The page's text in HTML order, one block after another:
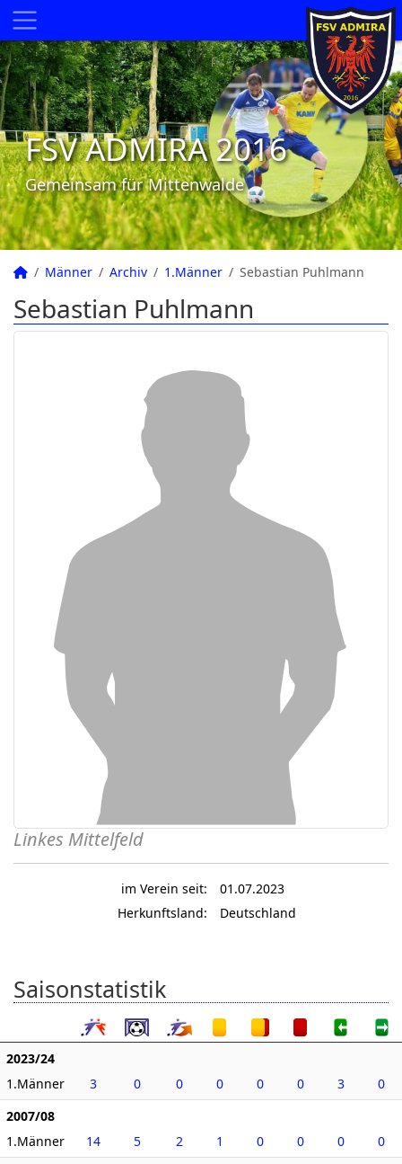
FSV ADMIRA 2016
Gemeinsam für Mittenwalde
Männer Archiv 1.Männer Sebastian Puhlmann
Sebastian Puhlmann
Linkes Mittelfeld
im Verein seit:
01.07.2023
Herkunftsland:
Deutschland
Saisonstatistik
2023/24
1.Männer
3 0 0 0 0 0 3
0
2007/08
1.Männer
14 5 2 1 0 0 0
0